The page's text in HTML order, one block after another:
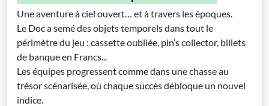
Une aventure à ciel ouvert… et à travers les époques.
Le Doc a semé des objets temporels dans tout le
périmètre du jeu : cassette oubliée, pin’s collector, billets
de banque en Francs...
Les équipes progressent comme dans une chasse au
trésor scénarisée, où chaque succès débloque un nouvel
indice.